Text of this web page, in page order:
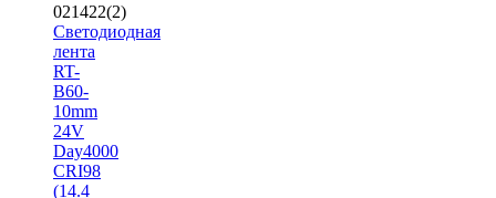
021422(2)
Светодиодная
лента
RT-
B60-
10mm
24V
Day4000
CRI98
(14.4